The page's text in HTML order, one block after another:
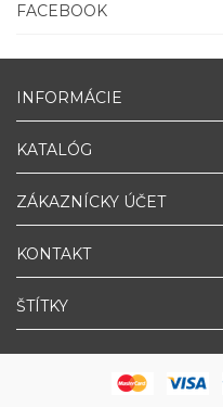
FACEBOOK
INFORMÁCIE
KATALÓG
ZÁKAZNÍCKY ÚČET
KONTAKT
ŠTÍTKY